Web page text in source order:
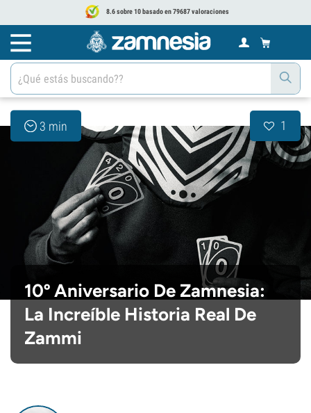
8.6 sobre 10 basado en 79687 valoraciones
3 min 1
10º Aniversario De Zamnesia:
La Increíble Historia Real De
Zammi